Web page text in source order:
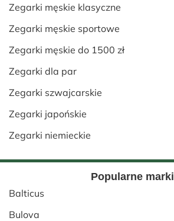
Zegarki męskie klasyczne
Zegarki męskie sportowe
Zegarki męskie do 1500 zł
Zegarki dla par
Zegarki szwajcarskie
Zegarki japońskie
Zegarki niemieckie
Popularne marki
Balticus
Bulova